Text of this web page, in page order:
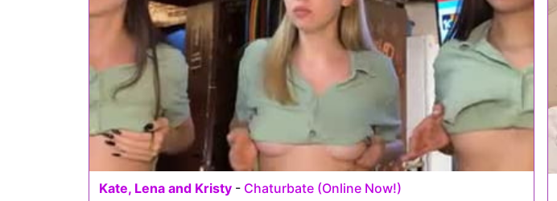
Kate, Lena and Kristy - Chaturbate (Online Now!)